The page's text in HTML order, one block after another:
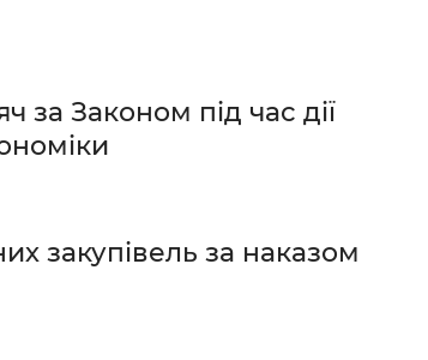
за Законом під час дії
закупівель за наказом